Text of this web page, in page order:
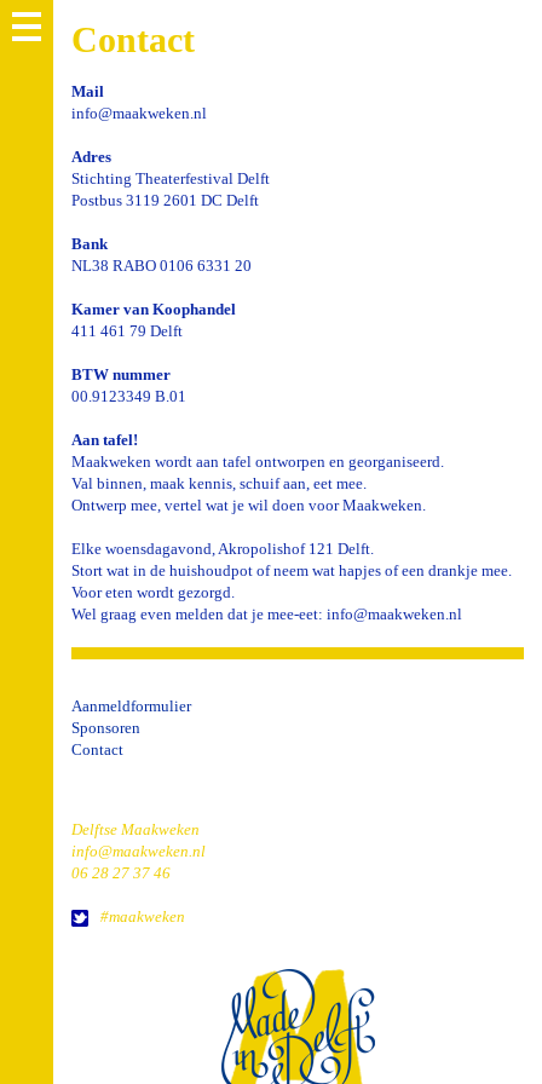
Contact
Mail
info@maakweken.nl
Adres
Stichting Theaterfestival Delft
Postbus 3119 2601 DC Delft
Bank
NL38 RABO 0106 6331 20
Kamer van Koophandel
411 461 79 Delft
BTW nummer
00.9123349 B.01
Aan tafel!
Maakweken wordt aan tafel ontworpen en georganiseerd.
Val binnen, maak kennis, schuif aan, eet mee.
Ontwerp mee, vertel wat je wil doen voor Maakweken.
Elke woensdagavond, Akropolishof 121 Delft.
Stort wat in de huishoudpot of neem wat hapjes of een drankje mee.
Voor eten wordt gezorgd.
Wel graag even melden dat je mee-eet: info@maakweken.nl
Aanmeldformulier
Sponsoren
Contact
Delftse Maakweken
info@maakweken.nl
06 28 27 37 46
#maakweken